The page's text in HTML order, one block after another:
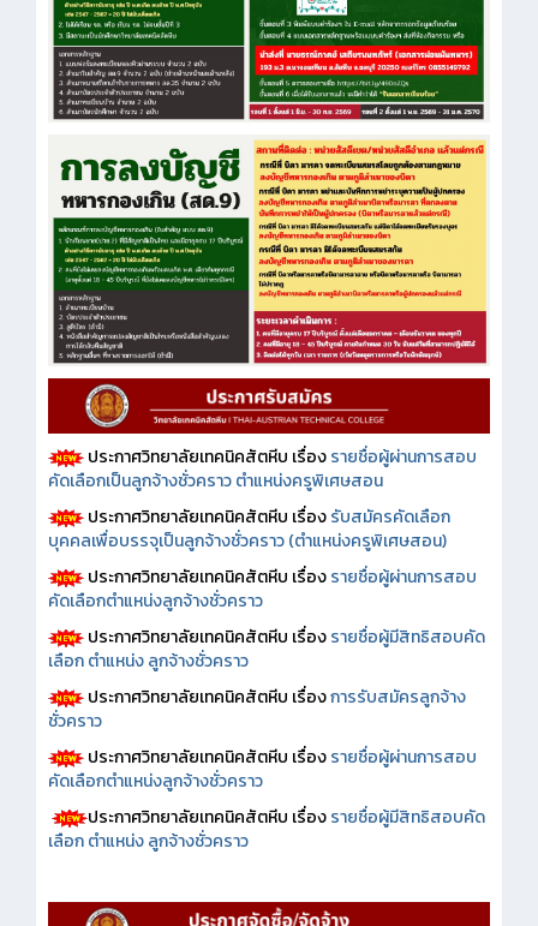
ประกาศวิทยาลัยเทคนิคสัตหีบ เรื่องรายชื่อผู้ผ่านการสอบ
คัดเลือกเป็นลูกจ้างชั่วคราว ตำแหน่งครูพิเศษสอน
ประกาศวิทยาลัยเทคนิคสัตหีบ เรื่องรับสมัครคัดเลือก
บุคคลเพื่อบรรจุเป็นลูกจ้างชั่วคราว (ตำแหน่งครูพิเศษสอน)
ประกาศวิทยาลัยเทคนิคสัตหีบ เรื่องรายชื่อผู้ผ่านการสอบ
คัดเลือกตำแหน่งลูกจ้างชั่วคราว
ประกาศวิทยาลัยเทคนิคสัตหีบ เรื่องรายชื่อผู้มีสิทธิสอบคัด
เลือก ตำแหน่ง ลูกจ้างชั่วคราว
ประกาศวิทยาลัยเทคนิคสัตหีบ เรื่องการรับสมัครลูกจ้าง
ชั่วคราว
ประกาศวิทยาลัยเทคนิคสัตหีบ เรื่องรายชื่อผู้ผ่านการสอบ
คัดเลือกตำแหน่งลูกจ้างชั่วคราว
ประกาศวิทยาลัยเทคนิคสัตหีบ เรื่องรายชื่อผู้มีสิทธิสอบคัด
เลือก ตำแหน่ง ลูกจ้างชั่วคราว